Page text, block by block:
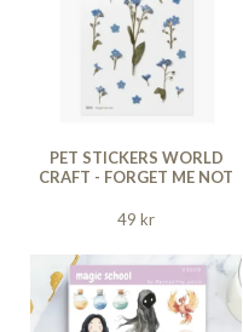
PET STICKERS WORLD
CRAFT - FORGET ME NOT
49 kr